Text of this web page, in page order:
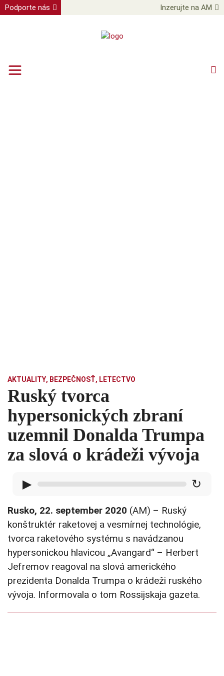
Podporte nás Inzerujte na AM
AKTUALITY, BEZPEČNOSŤ, LETECTVO
Ruský tvorca
hypersonických zbraní
uzemnil Donalda Trumpa
za slová o krádeži vývoja
▶ ↻
Rusko, 22. september 2020 (AM) – Ruský
konštruktér raketovej a vesmírnej technológie,
tvorca raketového systému s navádzanou
hypersonickou hlavicou „Avangard“ – Herbert
Jefremov reagoval na slová amerického
prezidenta Donalda Trumpa o krádeži ruského
vývoja. Informovala o tom Rossijskaja gazeta.